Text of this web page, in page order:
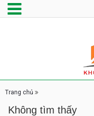
Trang chủ
Không tìm thấy